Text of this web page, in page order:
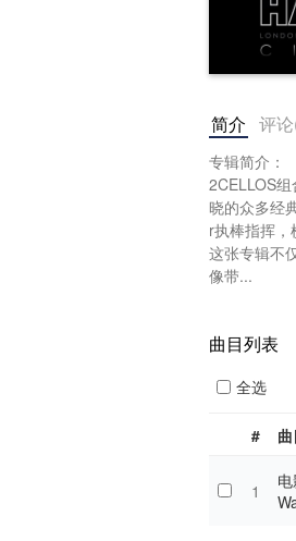
简介 评
专辑简介：
2CELLOS
晓的众多经
r执棒指挥，
这张专辑不
像带...
曲目列表
全选
# 曲
1